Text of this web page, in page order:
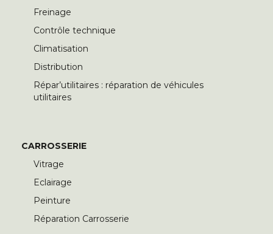
Freinage
Contrôle technique
Climatisation
Distribution
Répar’utilitaires : réparation de véhicules
utilitaires
CARROSSERIE
Vitrage
Eclairage
Peinture
Réparation Carrosserie